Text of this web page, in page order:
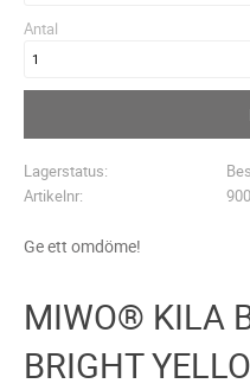
Antal
Lagerstatus
Artikelnr
Ge ett omdöme!
MIWO® KILA
BRIGHT